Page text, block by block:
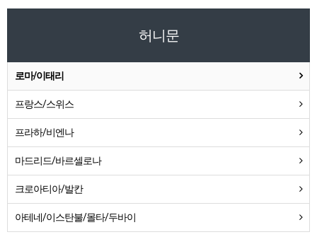
허니문
로마/이태리
프랑스/스위스
프라하/비엔나
마드리드/바르셀로나
크로아티아/발칸
아테네/이스탄불/몰타/두바이